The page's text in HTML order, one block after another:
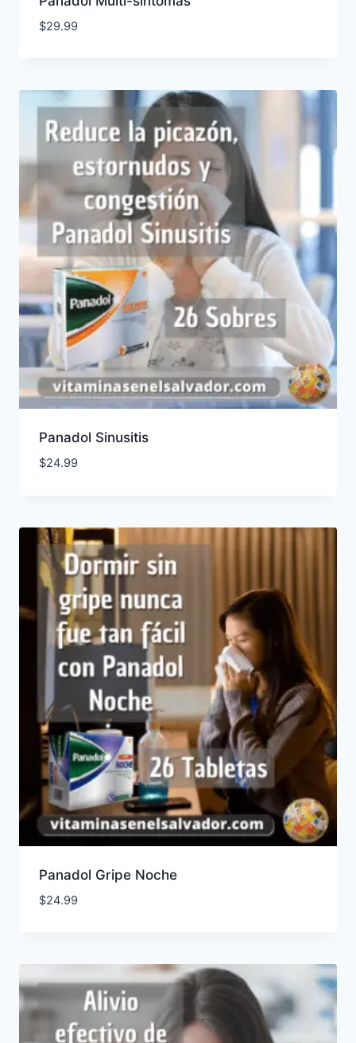
$29.99
Panadol Sinusitis
$24.99
Panadol Gripe Noche
$24.99